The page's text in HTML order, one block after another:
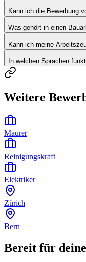
Kann ich die Bewerbung
Was gehört in einen
Kann ich meine
In welchen Sprachen
Weitere
Maurer
Reinigungskraft
Elektriker
Zürich
Bern
Bereit für